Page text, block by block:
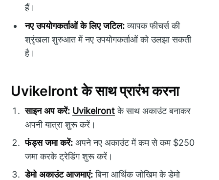
हैं।
नए उपयोगकर्ताओं के लिए जटिल:व्यापक फीचर्स की
श्रृंखला शुरुआत में नए उपयोगकर्ताओं को उलझा सकती
है।
Uvikelront के साथ प्रारंभ करना
साइन अप करें: Uvikelrontके साथ अकाउंट बनाकर
अपनी यात्रा शुरू करें।
फंड्स जमा करें: अपने नए अकाउंट में कम से कम $250
जमा करके ट्रेडिंग शुरू करें।
डेमो अकाउंट आजमाएं:बिना आर्थिक जोखिम के डेमो